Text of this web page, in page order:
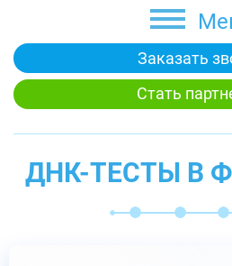
Заказать
Стать
ДНК-ТЕСТЫ В